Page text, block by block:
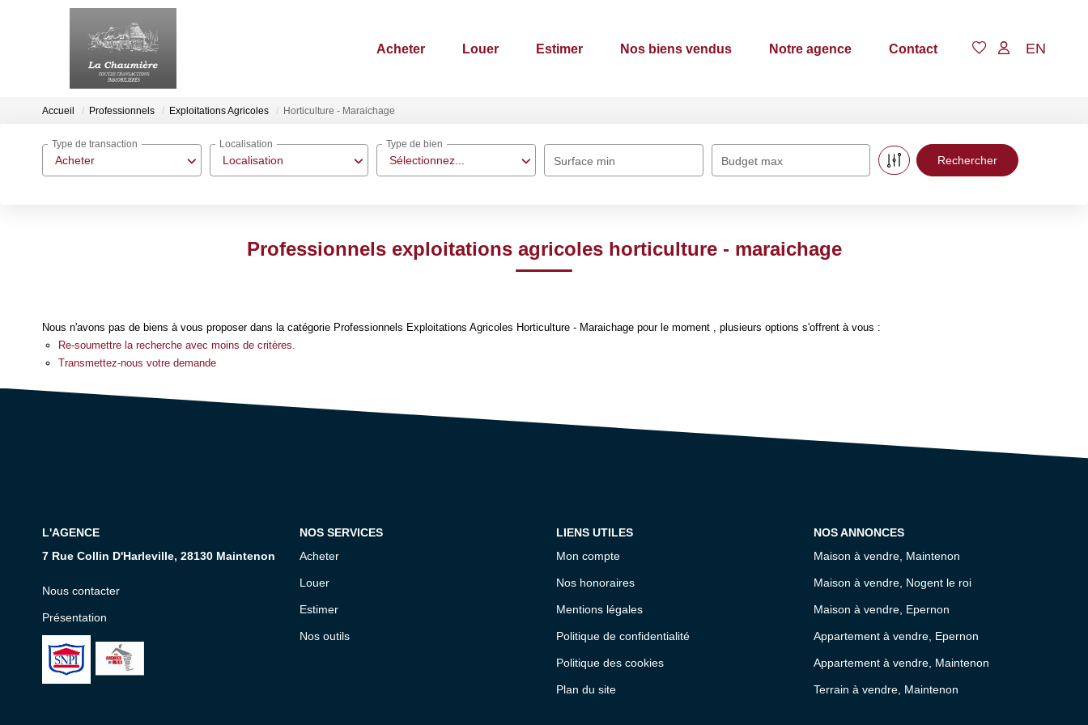
Acheter Louer Estimer Nos biens vendus Notre agence Contact EN
Accueil Professionnels Exploitations Agricoles Horticulture - Maraichage
Acheter
Type de transaction
Localisation
Localisation
Sélectionnez...
Type de bien
Surface min Budget max
Professionnels exploitations agricoles horticulture - maraichage
Nous n'avons pas de biens à vous proposer dans la catégorie Professionnels Exploitations Agricoles Horticulture - Maraichage pour le moment , plusieurs options s'offrent à vous :
Re-soumettre la recherche avec moins de critères.
Transmettez-nous votre demande
L'AGENCE
7 Rue Collin D'Harleville, 28130 Maintenon
Nous contacter
Présentation
NOS SERVICES
Acheter
Louer
Estimer
Nos outils
LIENS UTILES
Mon compte
Nos honoraires
Mentions légales
Politique de confidentialité
Politique des cookies
Plan du site
NOS ANNONCES
Maison à vendre, Maintenon
Maison à vendre, Nogent le roi
Maison à vendre, Epernon
Appartement à vendre, Epernon
Appartement à vendre, Maintenon
Terrain à vendre, Maintenon